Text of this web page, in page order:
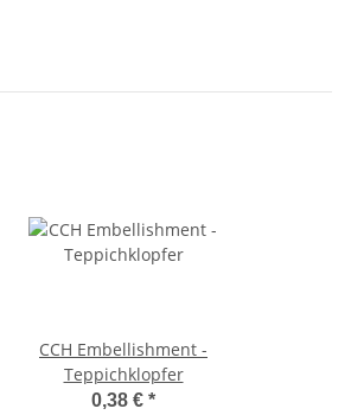
CCH Embellishment -
Teppichklopfer
0,38 € *